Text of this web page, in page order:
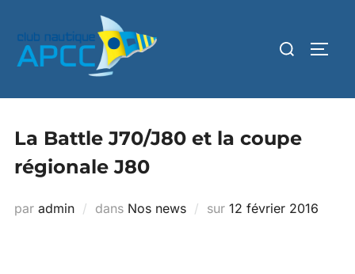
La Battle J70/J80 et la coupe
régionale J80
par admin dans Nos news sur 12 février 2016